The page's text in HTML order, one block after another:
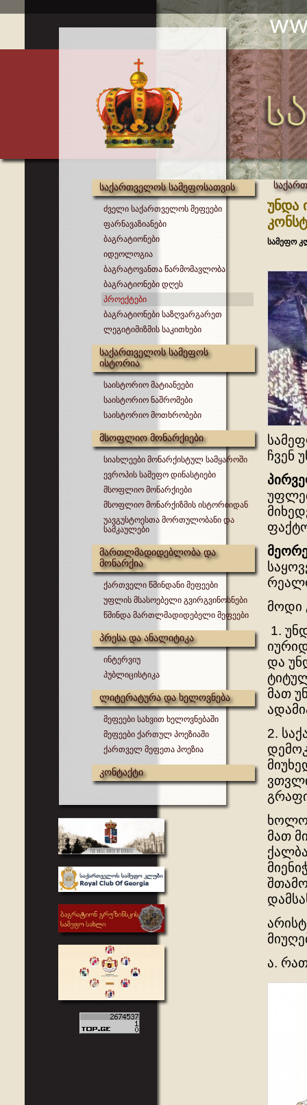
საქართველოს სამეფოსათვის
ძველი საქართველოს მეფეები
ფარნავაზიანები
ბაგრატიონები
იდეოლოგია
ბაგრატოვანთა წარმომავლობა
ბაგრატიონები დღეს
პროექტები
ბაგრატიონები საზღვარგარეთ
ლეგიტიმიზმის საკითხები
საქართველოს სამეფოს
ისტორია
საისტორიო მატიანეები
საისტორიო ნაშრომები
საისტორიო მოთხრობები
მსოფლიო მონარქიები
სიახლეები მონარქისტულ სამყაროში
ევროპის სამეფო დინასტიები
მსოფლიო მონარქიები
მსოფლიო მონარქიზმის ისტორიიდან
უავგუსტოესთა მორთულობანი და
სამკაულები
მართლმადიდებლობა და
მონარქია
ქართველი წმინდანი მეფეები
უფლის მსასოებელი გვირგვინოსნები
წმინდა მართლმადიდებელი მეფეები
პრესა და ანალიტიკა
ინტერვიუ
პუბლიცისტიკა
ლიტერატურა და ხელოვნება
მეფეები სახვით ხელოვნებაში
მეფეები ქართულ პოეზიაში
ქართველ მეფეთა პოეზია
კონტაქტი
უნდა
სამეფო
ჩვენ
მოდი
1.
და
მათ
2.
ხოლო,
მათ
ა.